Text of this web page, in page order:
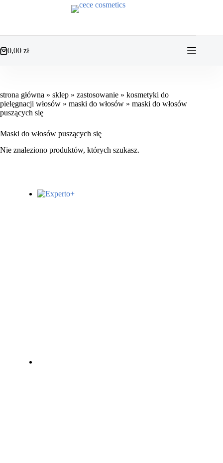
Koszyk
0,00 zł
strona główna » sklep » zastosowanie » kosmetyki do
pielęgnacji włosów » maski do włosów » maski do włosów
puszących się
Maski do włosów puszących się
Nie znaleziono produktów, których szukasz.